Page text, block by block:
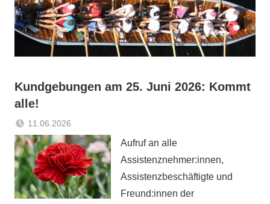
Kundgebungen am 25. Juni 2026: Kommt
alle!
11.06.2026
Sabrina
Matthes
Aktuelles
Aufruf an alle
Assistenznehmer:innen,
Assistenzbeschäftigte und
Freund:innen der